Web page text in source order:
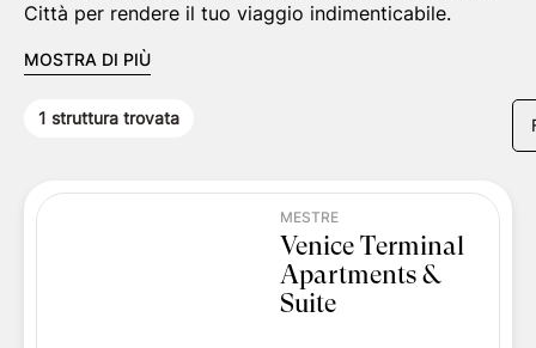
Città per rendere il tuo viaggio indimenticabile.
MOSTRA DI PIÙ
1 struttura trovata
MESTRE
Venice Terminal
Apartments &
Suite